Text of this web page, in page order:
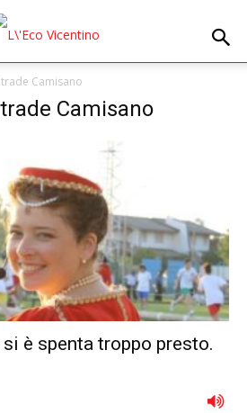
Camisano
Camisano
è spenta troppo presto.